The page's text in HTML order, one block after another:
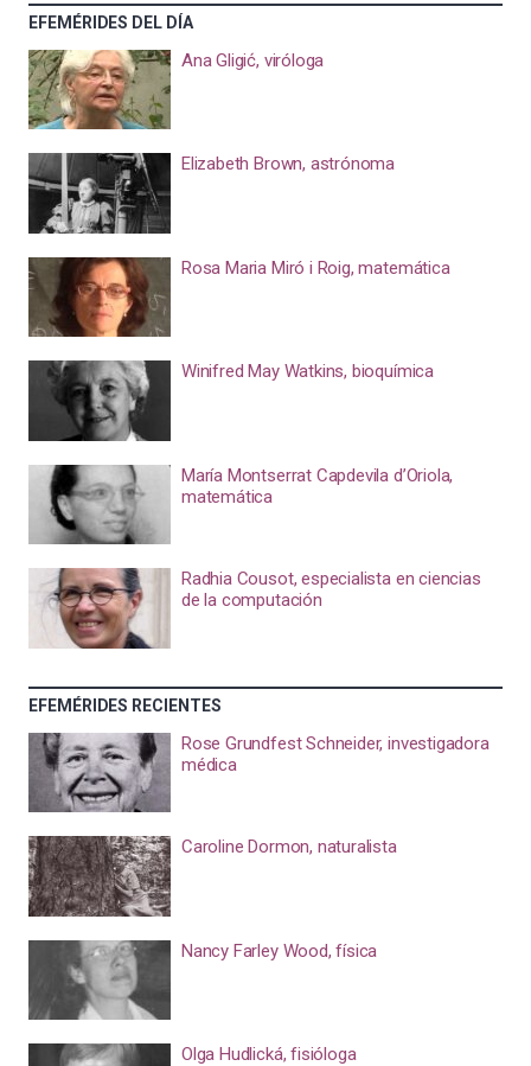
EFEMÉRIDES DEL DÍA
Ana Gligić, viróloga
Elizabeth Brown, astrónoma
Rosa Maria Miró i Roig, matemática
Winifred May Watkins, bioquímica
María Montserrat Capdevila d’Oriola,
matemática
Radhia Cousot, especialista en ciencias
de la computación
EFEMÉRIDES RECIENTES
Rose Grundfest Schneider, investigadora
médica
Caroline Dormon, naturalista
Nancy Farley Wood, física
Olga Hudlická, fisióloga